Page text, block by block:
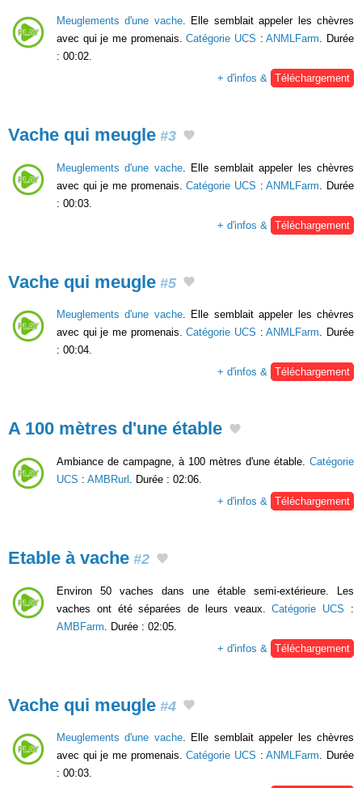
Meuglements d'une vache. Elle semblait appeler les chèvres
avec qui je me promenais.Catégorie UCS :ANMLFarm . Durée
: 00:02.
+ d'infos &
Téléchargement
Vache qui meugle #3
Meuglements d'une vache. Elle semblait appeler les chèvres
avec qui je me promenais.Catégorie UCS :ANMLFarm . Durée
: 00:03.
+ d'infos &
Téléchargement
Vache qui meugle #5
Meuglements d'une vache. Elle semblait appeler les chèvres
avec qui je me promenais.Catégorie UCS :ANMLFarm. Durée
: 00:04.
+ d'infos & Téléchargement
A 100 mètres d'une étable
Ambiance de campagne, à 100 mètres d'une étable. Catégorie
UCS : AMBRurl
. Durée : 02:06.
+ d'infos &
Téléchargement
Etable à vache #2
Environ 50 vaches dans une étable semi-extérieure. Les
vaches ont été séparées de leurs veaux.Catégorie UCS :
AMBFarm . Durée : 02:05.
+ d'infos &
Téléchargement
Vache qui meugle #4
Meuglements d'une vache. Elle semblait appeler les chèvres
avec qui je me promenais.Catégorie UCS :ANMLFarm. Durée
: 00:03.